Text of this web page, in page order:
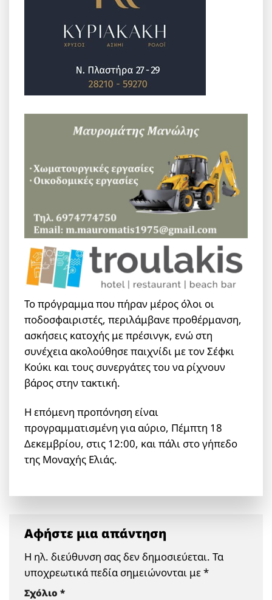
Το πρόγραμμα που πήραν μέρος όλοι οι
ποδοσφαιριστές, περιλάμβανε προθέρμανση,
ασκήσεις κατοχής με πρέσινγκ, ενώ στη
συνέχεια ακολούθησε παιχνίδι με τον Σέφκι
Κούκι και τους συνεργάτες του να ρίχνουν
βάρος στην τακτική.
Η επόμενη προπόνηση είναι
προγραμματισμένη για αύριο, Πέμπτη 18
Δεκεμβρίου, στις 12:00, και πάλι στο γήπεδο
της Μοναχής Ελιάς.
Αφήστε μια απάντηση
Η ηλ. διεύθυνση σας δεν δημοσιεύεται. Τα
υποχρεωτικά πεδία σημειώνονται με*
Σχόλιο *